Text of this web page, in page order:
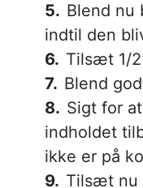
Blend nu
indtil den
Tilsæt 1/2
Blend
Sigt for
indholdet
ikke er på
Tilsæt nu